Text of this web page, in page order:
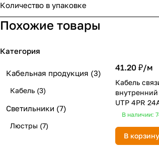
Количество в упаковке
Похожие товары
41.20 ₽/м
Кабель
UTP 4PR
CU серый
В наличии:
В корзину
Категория
Кабельная продукция (3)
Кабель (3)
Светильники (7)
Люстры (7)